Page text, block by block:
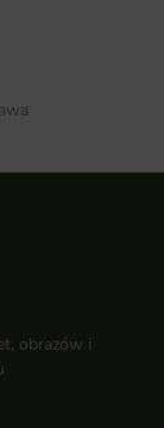
obrazów i